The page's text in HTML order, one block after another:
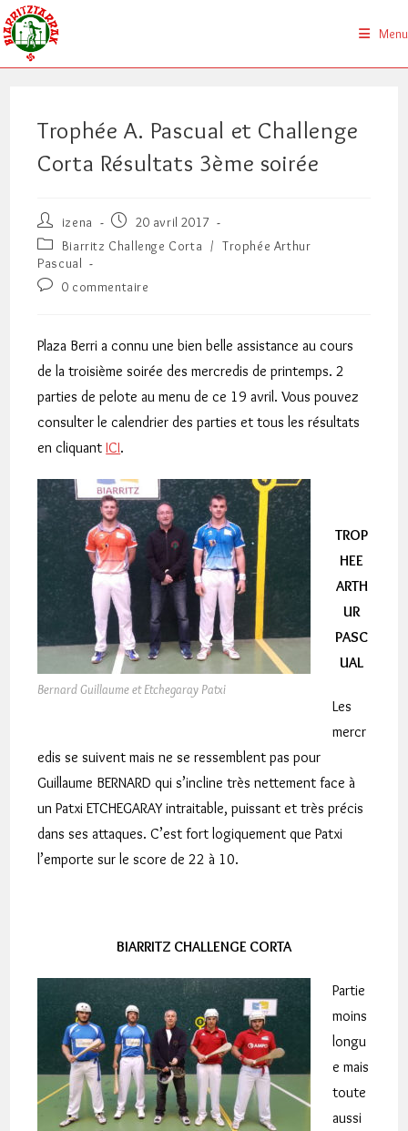
Skip
to
content
Menu
Trophée A. Pascual et Challenge
Corta Résultats 3ème soirée
Auteur/autrice
de
la
publication :
izena
Publication
publiée :
20 avril 2017
Post
category:
Biarritz Challenge Corta / Trophée Arthur
Pascual
Commentaires
publication :
0 commentaire
Plaza Berri a connu une bien belle assistance au cours
de la troisième soirée des mercredis de printemps. 2
parties de pelote au menu de ce 19 avril. Vous pouvez
consulter le calendrier des parties et tous les résultats
en cliquantICI.
Bernard Guillaume et Etchegaray Patxi
TROP
HEE
ARTH
UR
PASC
UAL
Les
mercr
edis se suivent mais ne se ressemblent pas pour
Guillaume BERNARD qui s’incline très nettement face à
un Patxi ETCHEGARAY intraitable, puissant et très précis
dans ses attaques. C’est fort logiquement que Patxi
l’emporte sur le score de 22 à 10.
BIARRITZ CHALLENGE CORTA
Partie
moins
longu
e mais
toute
aussi